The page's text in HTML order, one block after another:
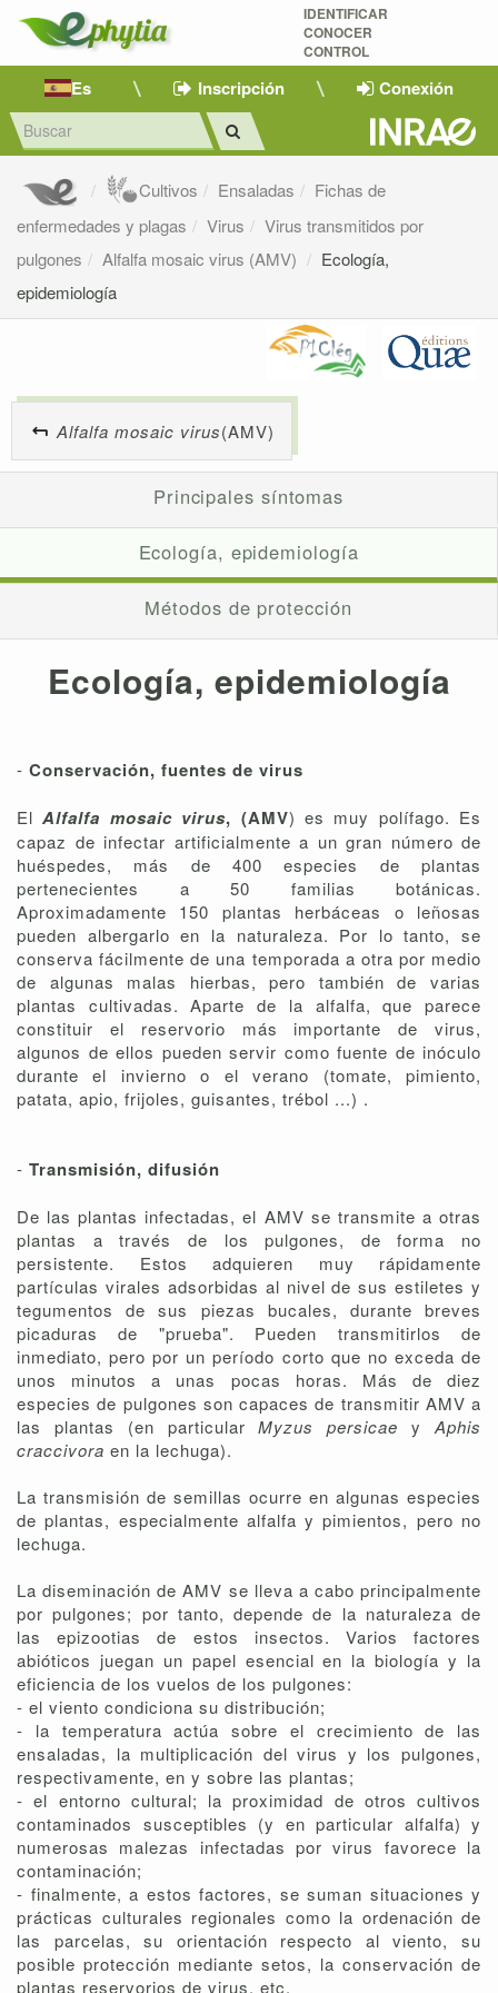
IDENTIFICAR
CONOCER
CONTROL
Es Inscripción Conexión
Cultivos Ensaladas
Fichas de
enfermedades y plagas
Virus
Virus transmitidos por
pulgones
Alfalfa mosaic virus (AMV)
Ecología,
epidemiología
Alfalfa mosaic virus(AMV)
Principales síntomas
Ecología, epidemiología
Métodos de protección
Ecología, epidemiología
- Conservación, fuentes de virus
ElAlfalfa mosaic virus, (AMV) es muy polífago. Es
capaz de infectar artificialmente a un gran número de
huéspedes, más de 400 especies de plantas
pertenecientes a 50 familias botánicas.
Aproximadamente 150 plantas herbáceas o leñosas
pueden albergarlo en la naturaleza. Por lo tanto, se
conserva fácilmente de una temporada a otra por medio
de algunas malas hierbas, pero también de varias
plantas cultivadas. Aparte de la alfalfa, que parece
constituir el reservorio más importante de virus,
algunos de ellos pueden servir como fuente de inóculo
durante el invierno o el verano (tomate, pimiento,
patata, apio, frijoles, guisantes, trébol ...) .
- Transmisión, difusión
De las plantas infectadas, el AMV se transmite a otras
plantas a través de los pulgones, de forma no
persistente. Estos adquieren muy rápidamente
partículas virales adsorbidas al nivel de sus estiletes y
tegumentos de sus piezas bucales, durante breves
picaduras de "prueba". Pueden transmitirlos de
inmediato, pero por un período corto que no exceda de
unos minutos a unas pocas horas. Más de diez
especies de pulgones son capaces de transmitir AMV a
las plantas (en particularMyzus persicaeyAphis
craccivora en la lechuga).
La transmisión de semillas ocurre en algunas especies
de plantas, especialmente alfalfa y pimientos, pero no
lechuga.
La diseminación de AMV se lleva a cabo principalmente
por pulgones; por tanto, depende de la naturaleza de
las epizootias de estos insectos. Varios factores
abióticos juegan un papel esencial en la biología y la
eficiencia de los vuelos de los pulgones:
- el viento condiciona su distribución;
- la temperatura actúa sobre el crecimiento de las
ensaladas, la multiplicación del virus y los pulgones,
respectivamente, en y sobre las plantas;
- el entorno cultural; la proximidad de otros cultivos
contaminados susceptibles (y en particular alfalfa) y
numerosas malezas infectadas por virus favorece la
contaminación;
- finalmente, a estos factores, se suman situaciones y
prácticas culturales regionales como la ordenación de
las parcelas, su orientación respecto al viento, su
posible protección mediante setos, la conservación de
plantas reservorios de virus, etc.